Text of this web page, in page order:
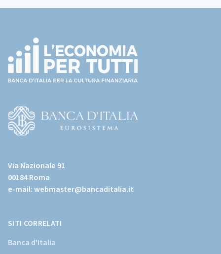
page)
sito
istituzionale
della
Via Nazionale 91
00184 Roma
e-mail:webmaster@bancaditalia.it
SITI CORRELATI
Banca d'Italia